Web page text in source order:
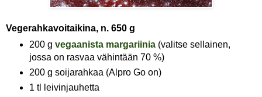
Vegerahkavoitaikina, n. 650 g
200 g vegaanista margariinia(valitse sellainen,
jossa on rasvaa vähintään 70 %)
200 g soijarahkaa (Alpro Go on)
1 tl leivinjauhetta